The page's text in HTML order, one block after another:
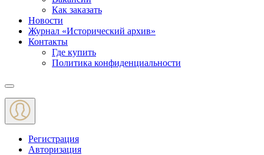
Как заказать
Новости
Журнал «Исторический архив»‎
Контакты
Где купить
Политика конфиденциальности
Меню
Регистрация
Авторизация